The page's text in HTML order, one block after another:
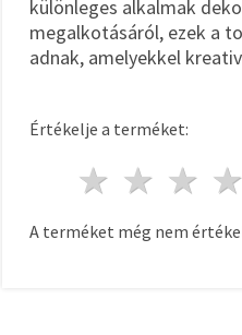
különleges alkalmak
megalkotásáról, ezek a
adnak, amelyekkel
Értékelje a terméket:
3
2
1 csillag
A terméket még nem